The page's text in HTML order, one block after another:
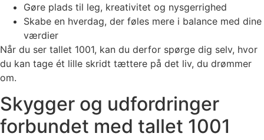
Gøre plads til leg, kreativitet og nysgerrighed
Skabe en hverdag, der føles mere i balance med dine
værdier
Når du ser tallet 1001, kan du derfor spørge dig selv, hvor
du kan tage ét lille skridt tættere på det liv, du drømmer
om.
Skygger og udfordringer
forbundet med tallet 1001